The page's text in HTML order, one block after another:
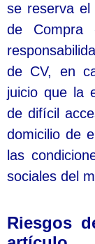
se reserva
de Compra
de CV, en
juicio que la
de difícil
domicilio de
las
sociales del
Riesgos